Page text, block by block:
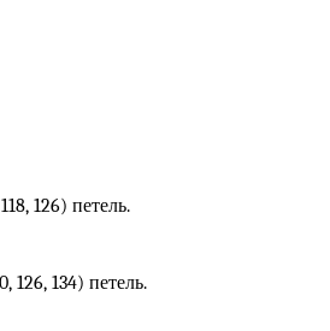
126) петель.
126, 134) петель.